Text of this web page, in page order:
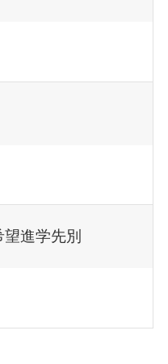
進学先別